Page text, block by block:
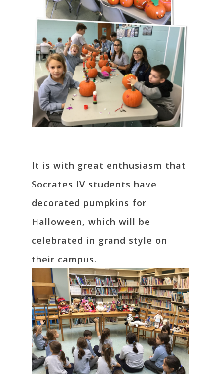
It is with great enthusiasm that
Socrates IV students have
decorated pumpkins for
Halloween, which will be
celebrated in grand style on
their campus.